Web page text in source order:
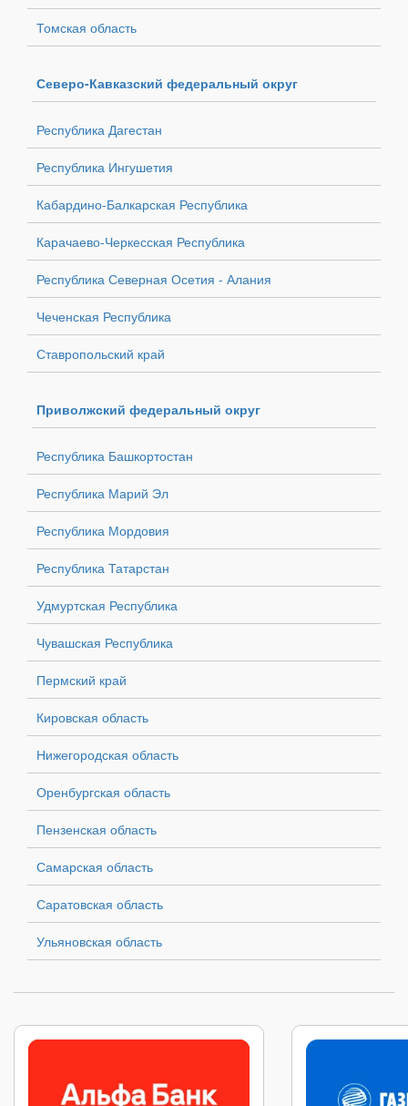
Томская область
Северо-Кавказский федеральный округ
Республика Дагестан
Республика Ингушетия
Кабардино-Балкарская Республика
Карачаево-Черкесская Республика
Республика Северная Осетия - Алания
Чеченская Республика
Ставропольский край
Приволжский федеральный округ
Республика Башкортостан
Республика Марий Эл
Республика Мордовия
Республика Татарстан
Удмуртская Республика
Чувашская Республика
Пермский край
Кировская область
Нижегородская область
Оренбургская область
Пензенская область
Самарская область
Саратовская область
Ульяновская область